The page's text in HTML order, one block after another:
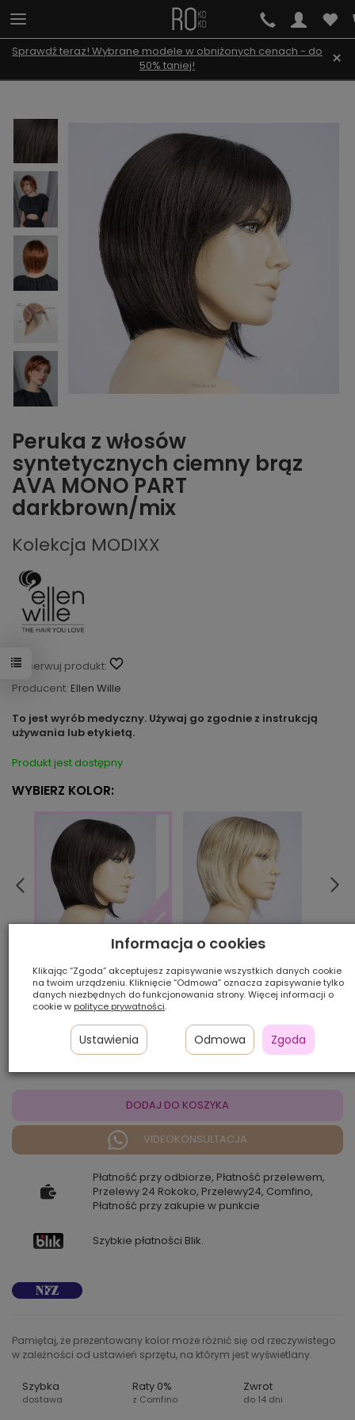
Sprawdź teraz! Wybrane modele w obniżonych cenach - do
50% taniej!
×
Peruka z włosów
syntetycznych ciemny brąz
AVA MONO PART
darkbrown/mix
Kolekcja MODIXX
Obserwuj produkt:
Producent: Ellen Wille
To jest wyrób medyczny. Używaj go zgodnie z instrukcją
używania lub etykietą.
Produkt jest dostępny
WYBIERZ KOLOR:
bahamabeige/shad
Ilość szt.:
1 200,00 zł
DODAJ DO KOSZYKA
VIDEOKONSULTACJA
Płatność przy odbiorze, Płatność przelewem,
Przelewy 24 Rokoko, Przelewy24, Comfino,
Płatność przy zakupie w punkcie
Szybkie płatności Blik.
Pamiętaj, że prezentowany kolor może różnić się od rzeczywistego
w zależności od ustawień sprzętu, na którym jest wyświetlany.
Szybka
dostawa
Raty 0%
z Comfino
Zwrot
do 14 dni
Informacja o cookies
Klikając “Zgoda” akceptujesz zapisywanie wszystkich danych cookie
na twoim urządzeniu. Kliknięcie “Odmowa” oznacza zapisywanie tylko
danych niezbędnych do funkcjonowania strony. Więcej informacji o
cookie w polityce prywatności.
Ustawienia Odmowa Zgoda